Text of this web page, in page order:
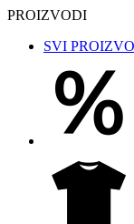
PROIZVODI
SVI